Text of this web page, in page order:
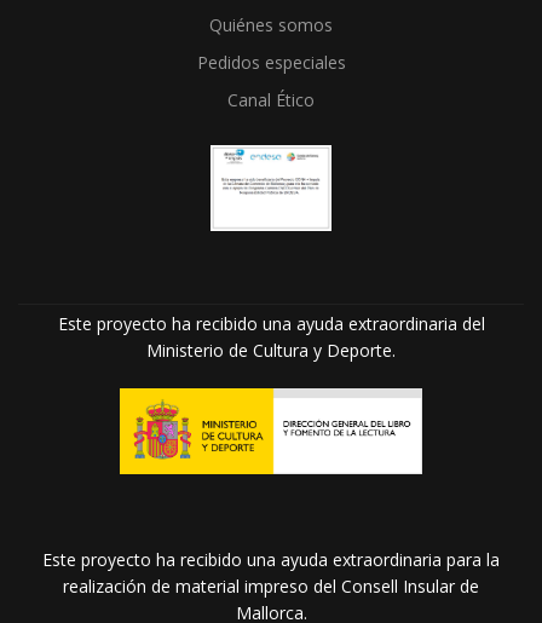
Quiénes somos
Pedidos especiales
Canal Ético
Este proyecto ha recibido una ayuda extraordinaria del
Ministerio de Cultura y Deporte.
Este proyecto ha recibido una ayuda extraordinaria para la
realización de material impreso del Consell Insular de
Mallorca.